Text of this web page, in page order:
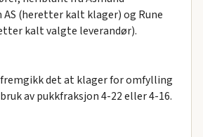
AS (heretter kalt klager) og Rune
kalt valgte leverandør).
det at klager for omfylling
av pukkfraksjon 4-22 eller 4-16.